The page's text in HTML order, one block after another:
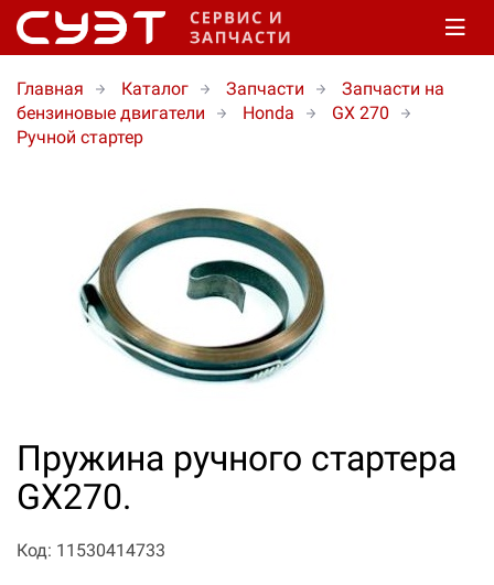
Главная Каталог Запчасти
Запчасти на
бензиновые двигатели
Honda
GX 270
Ручной стартер
Пружина ручного стартера
GX270.
Код: 11530414733